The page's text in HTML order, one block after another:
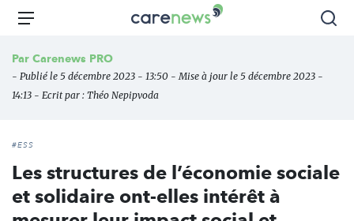
Aller
principal
Carenews,
des
acteurs
Menu
Par Carenews PRO
- Publié le 5 décembre 2023 - 13:50 - Mise à jour le 5 décembre 2023 -
14:13 - Ecrit par : Théo Nepipvoda
#ESS
Les structures de l’économie sociale
et solidaire ont-elles intérêt à